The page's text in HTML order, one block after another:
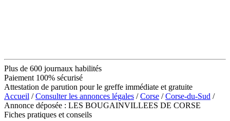
Plus de 600 journaux habilités
Paiement 100% sécurisé
Attestation de parution pour le greffe immédiate et gratuite
Accueil /Consulter les annonces légales /Corse /Corse-du-Sud /
Annonce déposée : LES BOUGAINVILLEES DE CORSE
Fiches pratiques et conseils